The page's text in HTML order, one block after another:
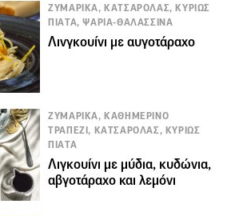
ΖΥΜΑΡΙΚΑ, ΚΑΤΣΑΡΟΛΑΣ, ΚΥΡΙΩΣ
ΠΙΑΤΑ, ΨΑΡΙΑ-ΘΑΛΑΣΣΙΝΑ
Λινγκουίνι με αυγοτάραχο
ΖΥΜΑΡΙΚΑ, ΚΑΘΗΜΕΡΙΝΟ
ΤΡΑΠΕΖΙ, ΚΑΤΣΑΡΟΛΑΣ, ΚΥΡΙΩΣ
ΠΙΑΤΑ
Λιγκουίνι με μύδια, κυδώνια,
αβγοτάραχο και λεμόνι